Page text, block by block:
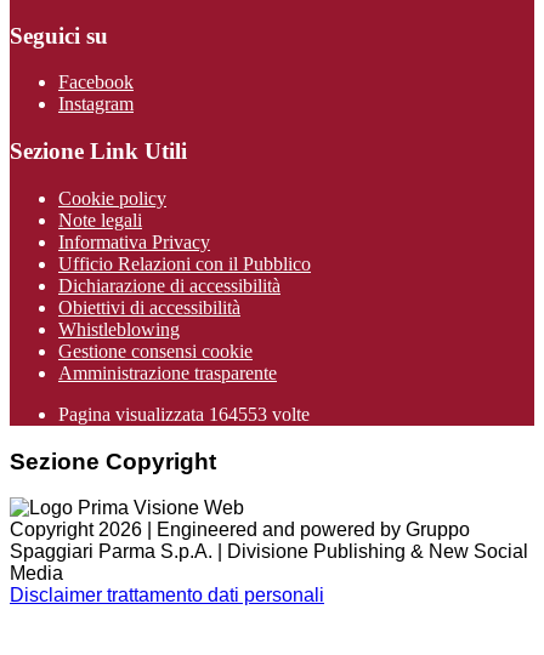
Seguici su
Facebook
Instagram
Sezione Link Utili
Cookie policy
Note legali
Informativa Privacy
Ufficio Relazioni con il Pubblico
Dichiarazione di accessibilità
Obiettivi di accessibilità
Whistleblowing
Gestione consensi cookie
Amministrazione trasparente
Pagina visualizzata 164553 volte
Sezione Copyright
Copyright 2026 | Engineered and powered by Gruppo
Spaggiari Parma S.p.A. | Divisione Publishing & New Social
Media
Disclaimer trattamento dati personali